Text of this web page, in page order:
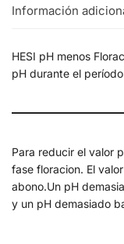
Información
HESI pH menos
pH durante el
Para reducir el valor
fase floracion. El
abono.Un pH
y un pH demasiado